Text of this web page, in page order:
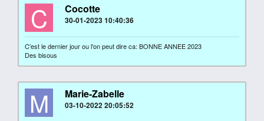
C Cocotte
30-01-2023 10:40:36
C'est le dernier jour ou l'on peut dire ca: BONNE ANNEE 2023
Des bisous
M Marie-Zabelle
03-10-2022 20:05:52